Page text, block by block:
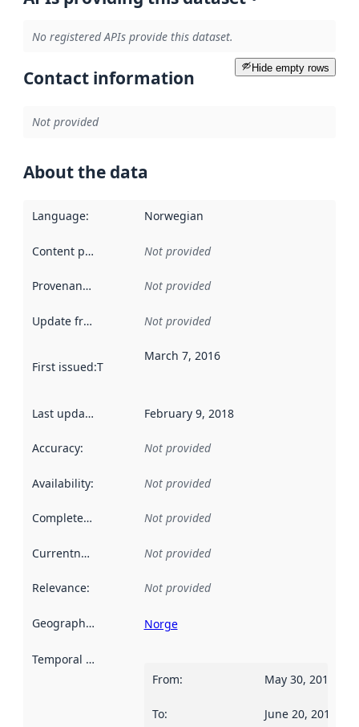
No registered APIs provide this dataset.
Hide empty rows
Contact information
Not provided
About the data
Language: Norwegian
Content providers Not provided
Provenance Not provided
Update frequency Not provided
First issued:This date indicates when the data in this
March 7, 2016
Last updated February 9, 2018
Accuracy: Not provided
Availability: Not provided
Completeness Not provided
Currentness Not provided
Relevance: Not provided
Geographical scope Norge
Temporal scope
From: May 30, 2013
To: June 20, 2013